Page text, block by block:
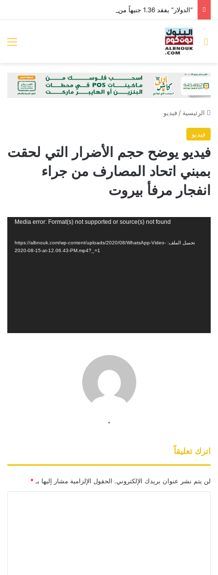
بحث عن
الرئيسية / فيديو
فيديو
فيديو يوضح حجم الأضرار التي لحقت
بمبني اتحاد المصارف من جراء
انفجار مرفأ بيروت
Media error: Format(s) not supported or source(s) not found
تحميل الملف: https://albnouk.com/wp-content/uploads/2020/08/WhatsApp-Video-
2020-08-15-at-12.06.43-PM.mp4?_=1
.
اترك تعليقاً
لن يتم نشر عنوان بريدك الإلكتروني. الحقول الإلزامية مشار إليها بـ *